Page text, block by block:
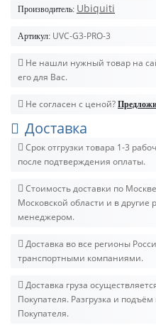
Производитель: Ubiquiti
Артикул: UVC-G3-PRO-3
Не нашли нужный товар на
его для Вас.
Не согласен с ценой?
Доставка
Срок отгрузки товара 1-3
после подтверждения оплаты.
Стоимость доставки по
Московской области и в другие
менеджером.
Доставка во все регионы
транспортными компаниями.
Доставка груза
Покупателя. Разгрузка и
Покупателя.